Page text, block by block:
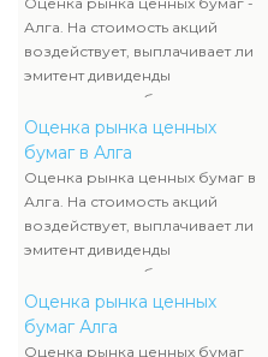
Алга. На стоимость акций
воздействует, выплачивает ли
эмитент дивиденды
акционерам либо проценты по
облигациям, какой размер
данных выплат. Определение
прибыльности акций считается
составляющей рыночной
стоимости и используется
оценщиком наряду с оценкой
имущества компании-эмитента,
чтоб узнать настоящую
стоимость ценных бумаг.
Оценка рынка ценных
бумаг в Алга
Оценка рынка ценных бумаг в
Алга. На стоимость акций
воздействует, выплачивает ли
эмитент дивиденды
акционерам либо проценты по
облигациям, какой размер
данных выплат. Определение
прибыльности акций считается
Оценка рынка ценных
бумаг Алга
Оценка рынка ценных бумаг